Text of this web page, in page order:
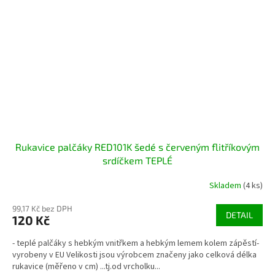
Rukavice palčáky RED101K šedé s červeným flitříkovým
srdíčkem TEPLÉ
Skladem (4 ks)
99,17 Kč bez DPH
120 Kč DETAIL
- teplé palčáky s hebkým vnitřkem a hebkým lemem kolem zápěstí-
vyrobeny v EU Velikosti jsou výrobcem značeny jako celková délka
rukavice (měřeno v cm) ...tj.od vrcholku...